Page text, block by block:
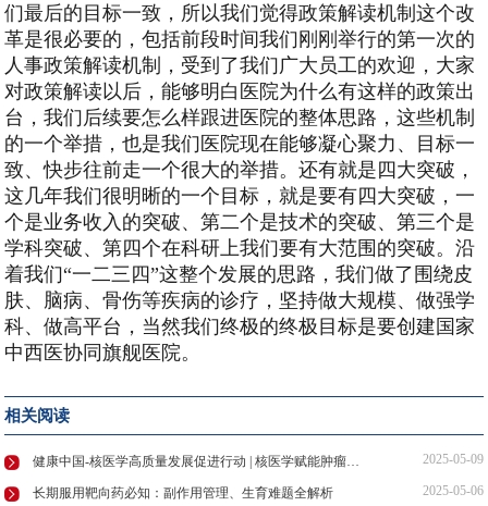
们最后的目标一致，所以我们觉得政策解读机制这个改
革是很必要的，包括前段时间我们刚刚举行的第一次的
人事政策解读机制，受到了我们广大员工的欢迎，大家
对政策解读以后，能够明白医院为什么有这样的政策出
台，我们后续要怎么样跟进医院的整体思路，这些机制
的一个举措，也是我们医院现在能够凝心聚力、目标一
致、快步往前走一个很大的举措。还有就是四大突破，
这几年我们很明晰的一个目标，就是要有四大突破，一
个是业务收入的突破、第二个是技术的突破、第三个是
学科突破、第四个在科研上我们要有大范围的突破。沿
着我们“一二三四”这整个发展的思路，我们做了围绕皮
肤、脑病、骨伤等疾病的诊疗，坚持做大规模、做强学
科、做高平台，当然我们终极的终极目标是要创建国家
中西医协同旗舰医院。
相关阅读
2025-05-09
长期服用靶向药必知：副作用管理、生育难题全解析 2025-05-06